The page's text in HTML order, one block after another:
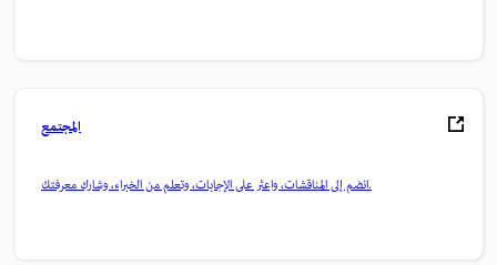
المجتمع
انضم إلى المناقشات، واعثر على الإجابات، وتعلم من الخبراء، وشارك معرفتك.